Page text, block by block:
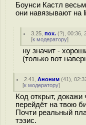
Боунси Кастл
они навязывают на
3.25 ,пох. (?), 00:36,
[к модератору]
ну значит -
(только вот
2.41 ,Аноним (41),
[к модератору]
Код открыт, докажи
перейдёт на твою
Почти реальный
тэзис.